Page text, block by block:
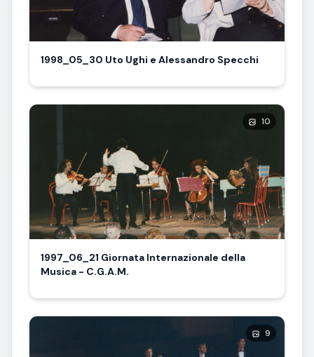
1998_05_30 Uto Ughi e Alessandro Specchi
10
1997_06_21 Giornata Internazionale della
Musica - C.G.A.M.
9